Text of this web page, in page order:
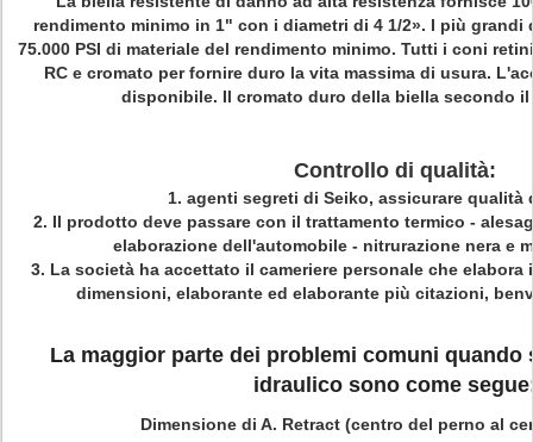
rendimento minimo in 1" con i diametri di 4 1/2». I più grandi
75.000 PSI di materiale del rendimento minimo. Tutti i coni
RC e cromato per fornire duro la vita massima di usura.
disponibile. Il cromato duro della biella secondo
Controllo di qualità:
1. agenti segreti di Seiko, assicurare qualità
2. Il prodotto deve passare con il trattamento termico -
elaborazione dell'automobile - nitrurazione nera e
3. La società ha accettato il cameriere personale che
dimensioni, elaborante ed elaborante più citazioni,
La maggior parte dei problemi comuni quando
idraulico sono come
Dimensione di A. Retract (centro del perno al